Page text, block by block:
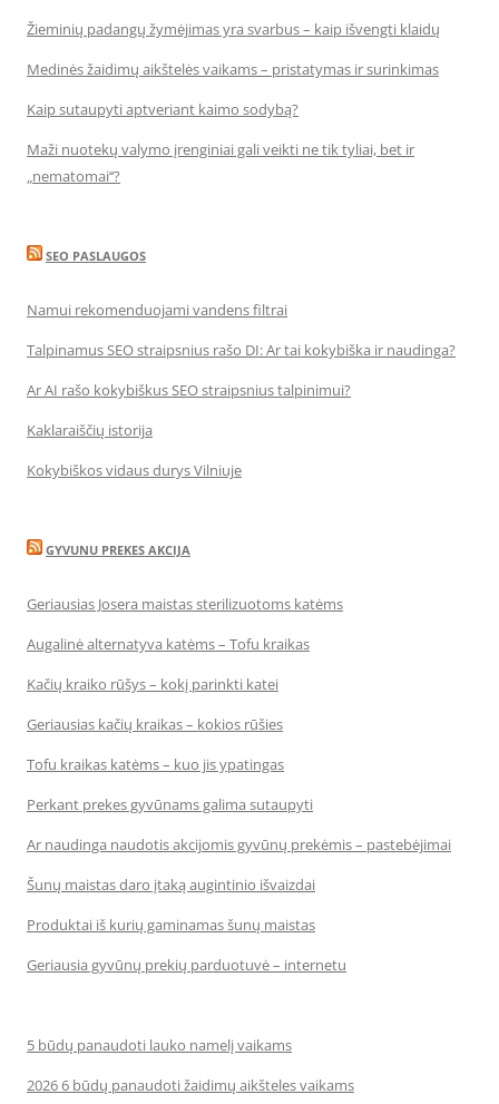
Žieminių padangų žymėjimas yra svarbus – kaip išvengti klaidų
Medinės žaidimų aikštelės vaikams – pristatymas ir surinkimas
Kaip sutaupyti aptveriant kaimo sodybą?
Maži nuotekų valymo įrenginiai gali veikti ne tik tyliai, bet ir
„nematomai‘‘?
SEO PASLAUGOS
Namui rekomenduojami vandens filtrai
Talpinamus SEO straipsnius rašo DI: Ar tai kokybiška ir naudinga?
Ar AI rašo kokybiškus SEO straipsnius talpinimui?
Kaklaraiščių istorija
Kokybiškos vidaus durys Vilniuje
GYVUNU PREKES AKCIJA
Geriausias Josera maistas sterilizuotoms katėms
Augalinė alternatyva katėms – Tofu kraikas
Kačių kraiko rūšys – kokį parinkti katei
Geriausias kačių kraikas – kokios rūšies
Tofu kraikas katėms – kuo jis ypatingas
Perkant prekes gyvūnams galima sutaupyti
Ar naudinga naudotis akcijomis gyvūnų prekėmis – pastebėjimai
Šunų maistas daro įtaką augintinio išvaizdai
Produktai iš kurių gaminamas šunų maistas
Geriausia gyvūnų prekių parduotuvė – internetu
5 būdų panaudoti lauko namelį vaikams
2026 6 būdų panaudoti žaidimų aikšteles vaikams